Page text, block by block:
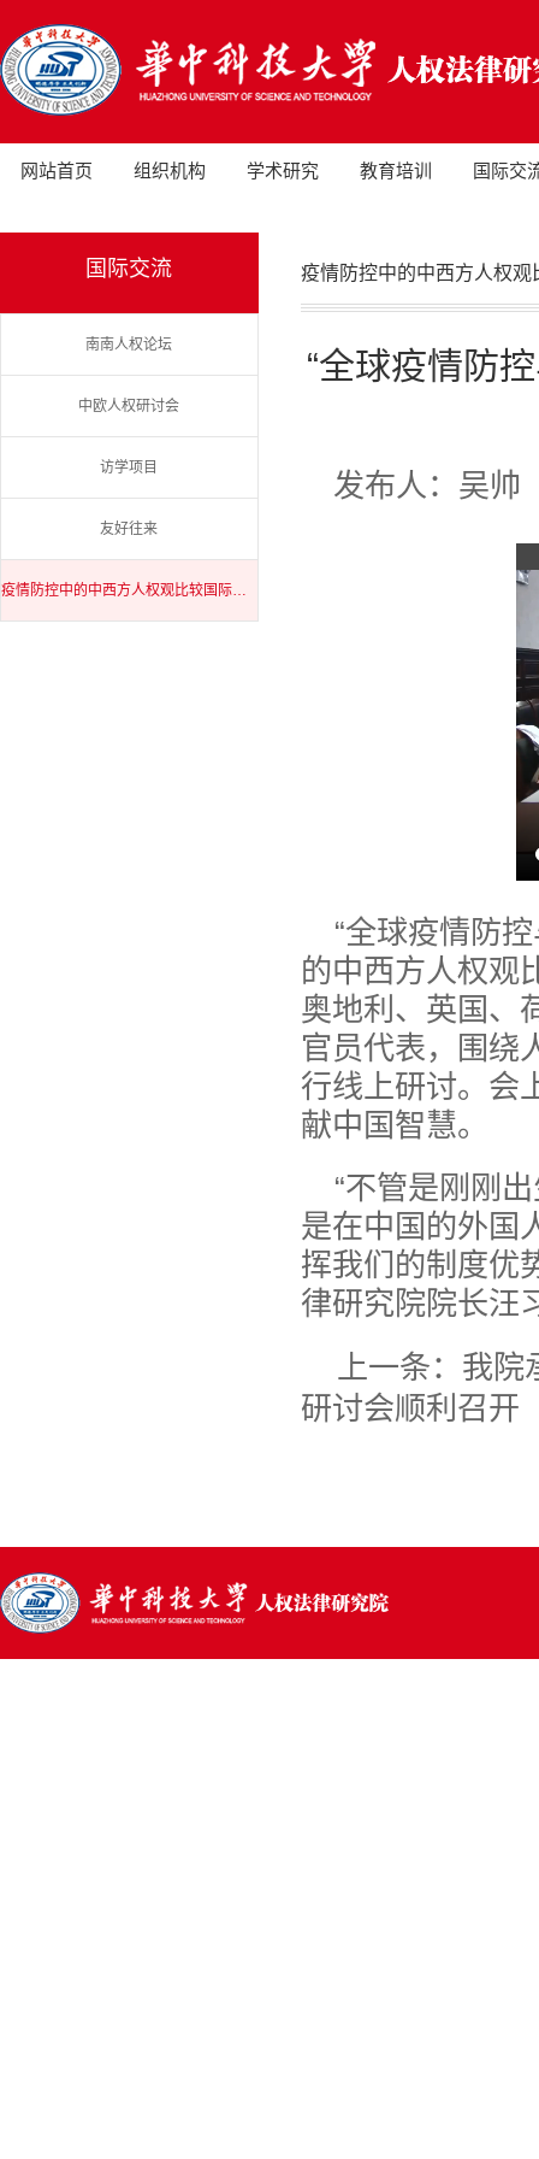
网站首页 组织机构 学术研究 教育培训 国际交
国际交流
南南人权论坛
中欧人权研讨会
访学项目
友好往来
疫情防控中的中西方人权观比较国际视频研讨会
疫情防控中的中西方人权观
“全球疫情防
发布人：吴帅
“全球疫情防
的中西方人权观
奥地利、英国、
官员代表，围绕
行线上研讨。会
献中国智慧。
“不管是刚刚
是在中国的外国
挥我们的制度优
律研究院院长汪
上一条： 我院
研讨会顺利召开